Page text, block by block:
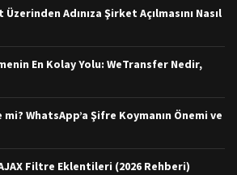
Adınıza Şirket Açılmasını Nasıl
En Kolay Yolu: WeTransfer Nedir,
WhatsApp’a Şifre Koymanın Önemi ve
Filtre Eklentileri (2026 Rehberi)